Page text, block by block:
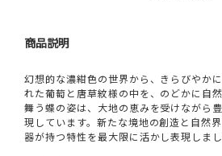
商品説明
幻想的な濃紺色の世界から、きらびやか
れた葡萄と唐草紋様の中を、のどかに自
舞う蝶の姿は、大地の恵みを受けながら
現しています。新たな境地の創造と自然
器が持つ特性を最大限に活かし表現しまし